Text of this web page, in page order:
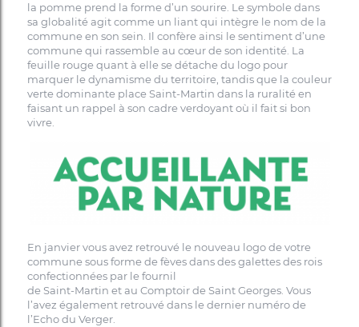
la pomme prend la forme d’un sourire. Le symbole dans
sa globalité agit comme un liant qui intègre le nom de la
commune en son sein. Il confère ainsi le sentiment d’une
commune qui rassemble au cœur de son identité. La
feuille rouge quant à elle se détache du logo pour
marquer le dynamisme du territoire, tandis que la couleur
verte dominante place Saint-Martin dans la ruralité en
faisant un rappel à son cadre verdoyant où il fait si bon
vivre.
En janvier vous avez retrouvé le nouveau logo de votre
commune sous forme de fèves dans des galettes des rois
confectionnées par le fournil
de Saint-Martin et au Comptoir de Saint Georges. Vous
l’avez également retrouvé dans le dernier numéro de
l’Echo du Verger.